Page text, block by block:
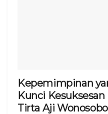
Kepemimpinan
Kunci
Tirta Aji Wonosobo